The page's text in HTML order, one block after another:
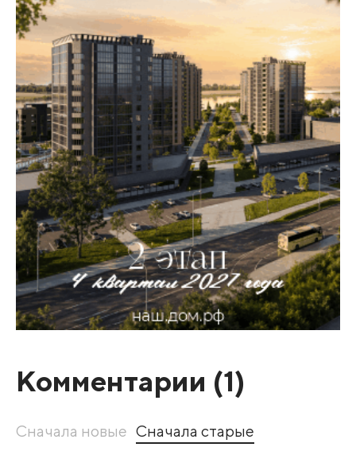
Комментарии (1)
Сначала новые Сначала старые